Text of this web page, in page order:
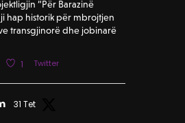
“Për Barazinë
hap historik për mbrojtjen
transgjinorë dhe jobinarë
1 Twitter
31 Tet